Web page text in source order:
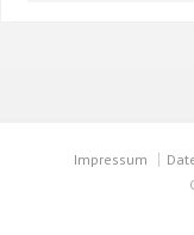
Impressum